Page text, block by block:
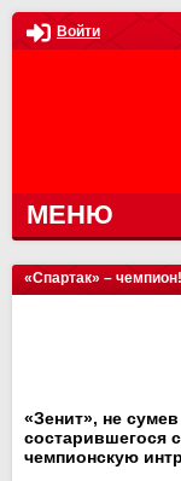
Войти
МЕНЮ
«Спартак» –
«Зенит», не
состарившегося
чемпионскую